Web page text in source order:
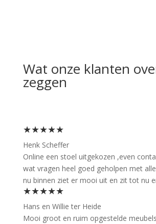
Wat onze klanten
zeggen
★★★★★
Henk Scheffer
Online een stoel uitgekozen ,even
wat vragen heel goed geholpen met
nu binnen ziet er mooi uit en zit tot nu
★★★★★
Hans en Willie ter Heide
Mooi groot en ruim opgestelde